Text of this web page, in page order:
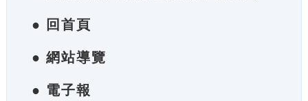
● 回首頁
● 網站導覽
● 電子報